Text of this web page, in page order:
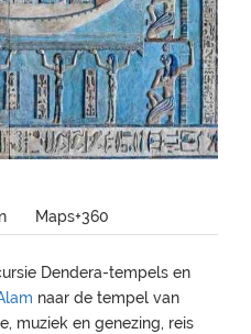
Maps+360
Dendera-tempels en
naar de tempel van
muziek en genezing, reis